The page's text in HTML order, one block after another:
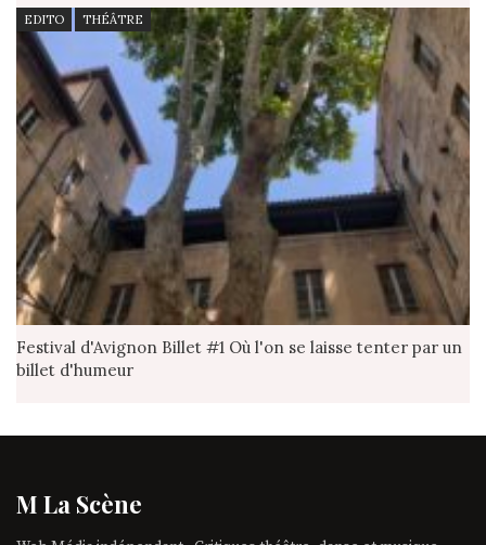
EDITO THÉÂTRE
Festival d'Avignon Billet #1 Où l'on se laisse tenter par un
billet d'humeur
M La Scène